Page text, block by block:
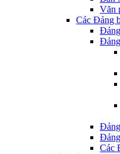
Văn
Các Đảng
Các